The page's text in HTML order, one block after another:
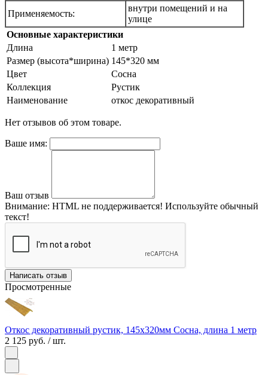
Применяемость:
внутри помещений и на
улице
Основные характеристики
Длина
1 метр
Размер (высота*ширина) 145*320 мм
Цвет
Сосна
Коллекция
Рустик
Наименование
откос декоративный
Нет отзывов об этом товаре.
Ваше имя:
Ваш отзыв
Внимание: HTML не поддерживается! Используйте обычный
текст!
Написать отзыв
Просмотренные
Откос декоративный рустик, 145х320мм Сосна, длина 1 метр
2 125 руб. / шт.